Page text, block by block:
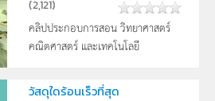
(2,121)
คลิปประกอบการสอน วิทยาศาสตร์
คณิตศาสตร์ และเทคโนโลยี
วัสดุใดร้อนเร็วที่สุด